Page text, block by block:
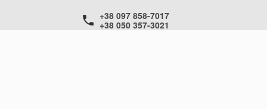
+38 097 858-7017
+38 050 357-3021